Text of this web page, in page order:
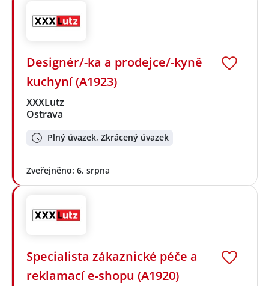
Designér/-ka a prodejce/-kyně
kuchyní (A1923)
XXXLutz
Ostrava
Plný úvazek, Zkrácený úvazek
Zveřejněno: 6. srpna
Specialista zákaznické péče a
reklamací e-shopu (A1920)